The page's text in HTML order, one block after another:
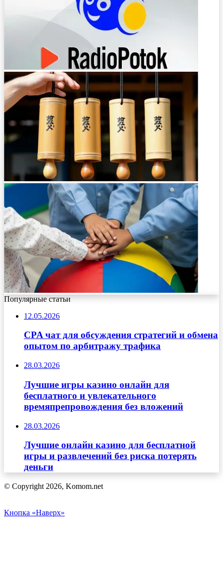
Популярные статьи
12.05.2026
CPA чат для обсуждения стратегий и обмена
опытом по арбитражу трафика
28.03.2026
Лучшие игры казино онлайн для
бесплатного и увлекательного
времяпрепровождения без вложений
28.03.2026
Лучшие онлайн казино для бесплатной
игры и развлечений без риска потерять
деньги
© Copyright 2026, Komom.net
Кнопка «Наверх»